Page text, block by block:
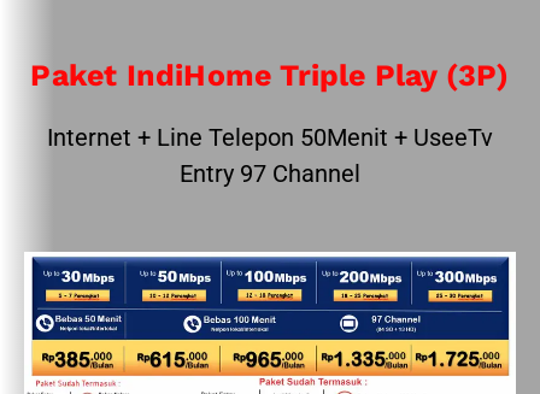
Paket IndiHome Triple Play (3P)
Internet + Line Telepon 50Menit + UseeTv
Entry 97 Channel